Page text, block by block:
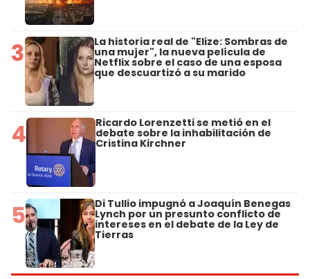
3 La historia real de "Elize: Sombras de
una mujer", la nueva película de
Netflix sobre el caso de una esposa
que descuartizó a su marido
4 Ricardo Lorenzetti se metió en el
debate sobre la inhabilitación de
Cristina Kirchner
5 Di Tullio impugnó a Joaquín Benegas
Lynch por un presunto conflicto de
intereses en el debate de la Ley de
Tierras